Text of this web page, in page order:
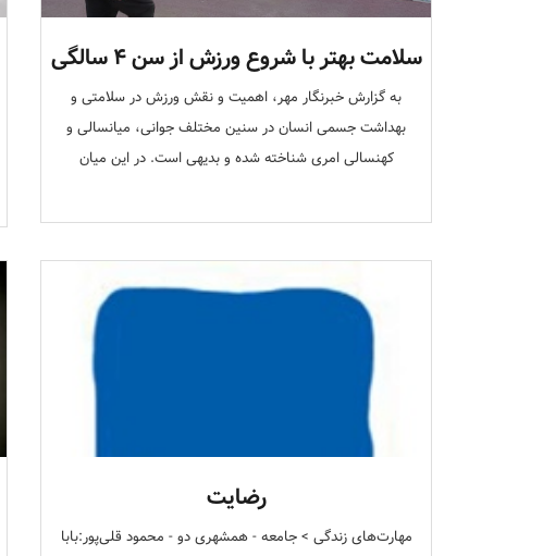
سلامت بهتر با شروع ورزش از سن ۴ سالگی
به گزارش خبرنگار مهر، اهمیت و نقش ورزش در سلامتی و
بهداشت جسمی انسان در سنین مختلف جوانی، میانسالی و
کهنسالی امری شناخته شده و بدیهی است. در این میان
رضایت
مهارت‌های زندگی > جامعه - همشهری دو - محمود‌‌‌‌‌ قلی‌پور:بابا